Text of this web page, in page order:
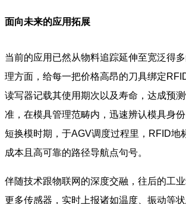
面向未来的应用拓展
当前的应用已然从物料追踪延伸至宽泛得
理方面，给每一把价格高昂的刀具绑定
读写器记载其使用期次以及寿命，达成预
准，在模具管理范畴内，迅速辨认模具身
短换模时期，于AGV调度过程里，RFID地
成本且高可靠的路径导航点句号。
伴随技术跟物联网的深度交融，往后的工
更多传感器，实时上报诸如温度、振动等